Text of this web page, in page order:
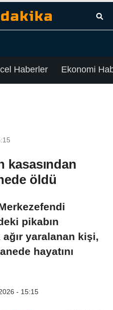
Haberler Ekonomi
kasasından
öldü
pikabın
yaralanan kişi,
hayatını
- 15:15